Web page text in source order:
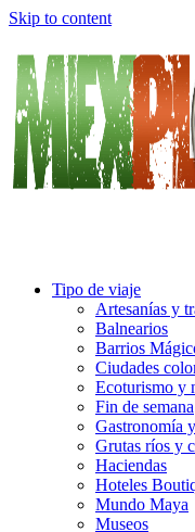
Skip to content
Tipo de viaje
Artesanías y
Balnearios
Barrios
Ciudades
Ecoturismo y
Fin de semana
Gastronomía
Grutas ríos y
Haciendas
Hoteles
Mundo Maya
Museos